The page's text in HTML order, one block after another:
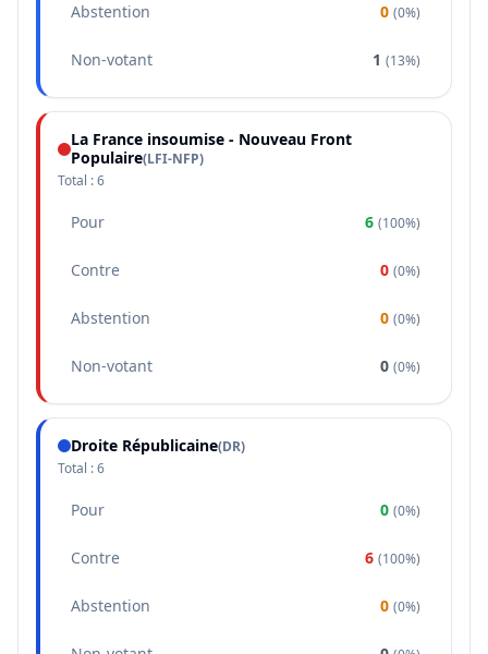
Abstention 0 (0%)
Non-votant 1 (13%)
La France insoumise - Nouveau Front
Populaire(LFI-NFP)
Total :6
Pour 6 (100%)
Contre 0 (0%)
Abstention 0 (0%)
Non-votant 0 (0%)
Droite Républicaine(DR)
Total :6
Pour 0 (0%)
Contre 6 (100%)
Abstention 0 (0%)